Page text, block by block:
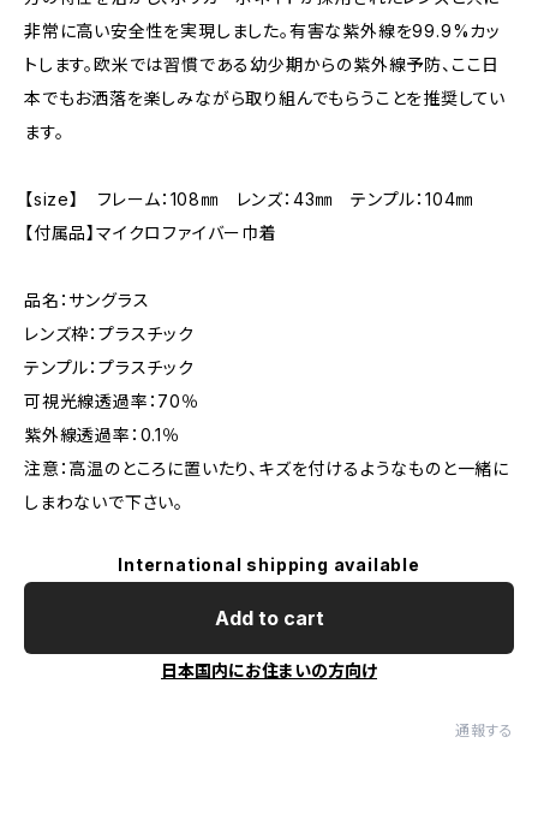
非常に高い安全性を実現しました。有害な紫外線を99.9%カッ
トします。欧米では習慣である幼少期からの紫外線予防、ここ日
本でもお洒落を楽しみながら取り組んでもらうことを推奨してい
ます。
【size】 フレーム：108㎜ レンズ：43㎜ テンプル：104㎜
【付属品】マイクロファイバー巾着
品名：サングラス
レンズ枠：プラスチック
テンプル：プラスチック
可視光線透過率：70％
紫外線透過率：0.1％
注意：高温のところに置いたり、キズを付けるようなものと一緒に
しまわないで下さい。
International shipping available
Add to cart
日本国内にお住まいの方向け
通報する